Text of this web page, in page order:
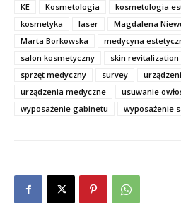
KE
Kosmetologia kosmetologia
kosmetyka
laser
Magdalena
Marta Borkowska
medycyna
salon kosmetyczny
skin revitalization
sprzęt medyczny
survey
urządzenia medyczne
usuwanie
wyposażenie gabinetu
wyposażenie